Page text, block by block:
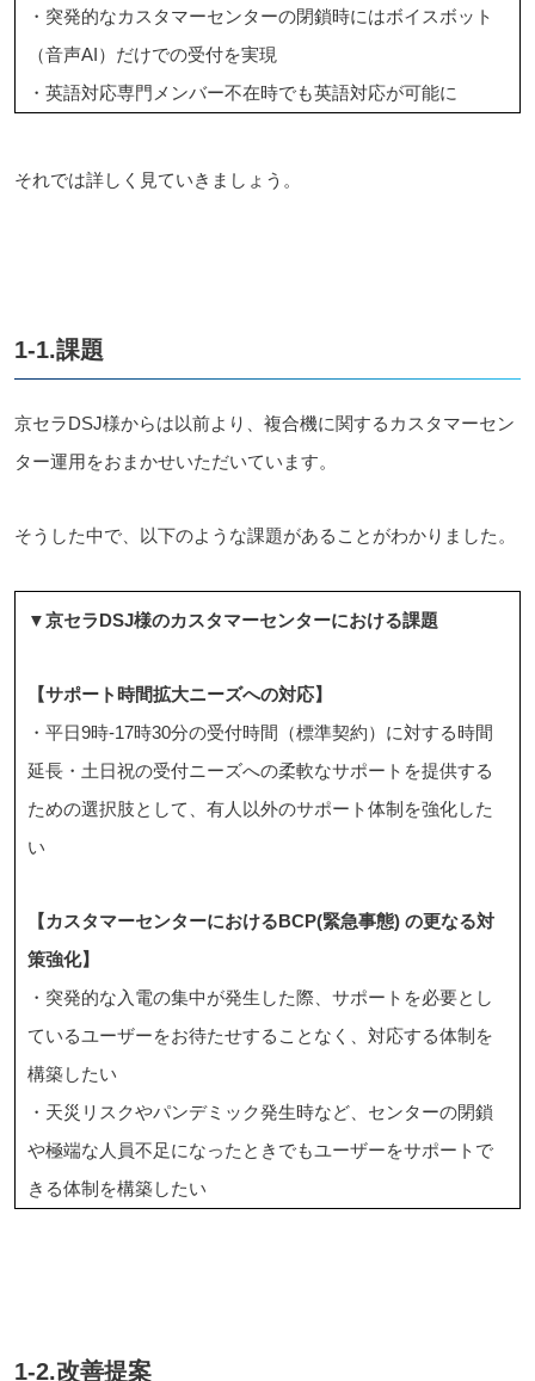
・突発的なカスタマーセンターの閉鎖時にはボイスボット
（音声AI）だけでの受付を実現
・英語対応専門メンバー不在時でも英語対応が可能に
それでは詳しく見ていきましょう。
1-1.課題
京セラDSJ様からは以前より、複合機に関するカスタマーセン
ター運用をおまかせいただいています。
そうした中で、以下のような課題があることがわかりました。
▼京セラDSJ様のカスタマーセンターにおける課題
【サポート時間拡大ニーズへの対応】
・平日9時-17時30分の受付時間（標準契約）に対する時間
延長・土日祝の受付ニーズへの柔軟なサポートを提供する
ための選択肢として、有人以外のサポート体制を強化した
い
【カスタマーセンターにおけるBCP(緊急事態) の更なる対
策強化】
・突発的な入電の集中が発生した際、サポートを必要とし
ているユーザーをお待たせすることなく、対応する体制を
構築したい
・天災リスクやパンデミック発生時など、センターの閉鎖
や極端な人員不足になったときでもユーザーをサポートで
きる体制を構築したい
1-2.改善提案